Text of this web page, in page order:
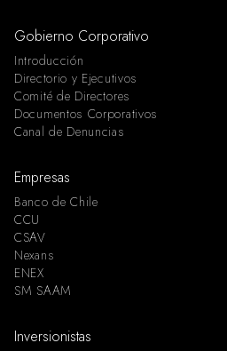
Gobierno Corporativo
Introducción
Directorio y Ejecutivos
Comité de Directores
Documentos Corporativos
Canal de Denuncias
Empresas
Banco de Chile
CCU
CSAV
Nexans
ENEX
SM SAAM
Inversionistas